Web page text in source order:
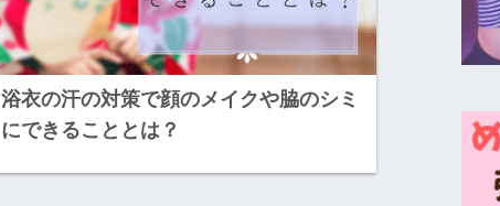
浴衣の汗の対策で顔のメイクや脇のシミ
にできることとは？